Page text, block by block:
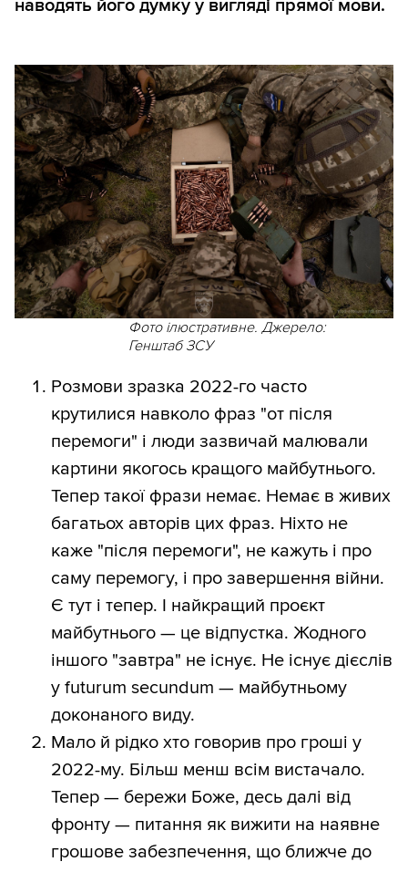
наводять його думку у вигляді прямої мови.
Фото ілюстративне. Джерело:
Генштаб ЗСУ
Розмови зразка 2022-го часто
крутилися навколо фраз "от після
перемоги" і люди зазвичай малювали
картини якогось кращого майбутнього.
Тепер такої фрази немає. Немає в живих
багатьох авторів цих фраз. Ніхто не
каже "після перемоги", не кажуть і про
саму перемогу, і про завершення війни.
Є тут і тепер. І найкращий проєкт
майбутнього — це відпустка. Жодного
іншого "завтра" не існує. Не існує дієслів
у futurum secundum — майбутньому
доконаного виду.
Мало й рідко хто говорив про гроші у
2022-му. Більш менш всім вистачало.
Тепер — бережи Боже, десь далі від
фронту — питання як вижити на наявне
грошове забезпечення, що ближче до